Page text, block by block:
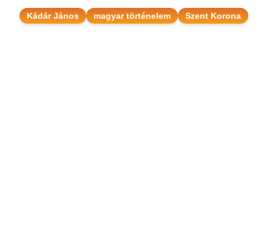
Kádár János magyar történelem Szent Korona